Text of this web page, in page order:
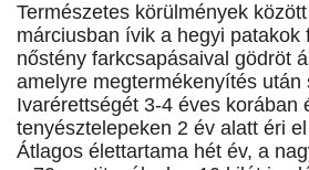
Természetes körülmények
márciusban ívik a hegyi patakok
nőstény farkcsapásaival gödröt
amelyre megtermékenyítés után
Ivarérettségét 3-4 éves korában
tenyésztelepeken 2 év alatt éri
Átlagos élettartama hét év, a